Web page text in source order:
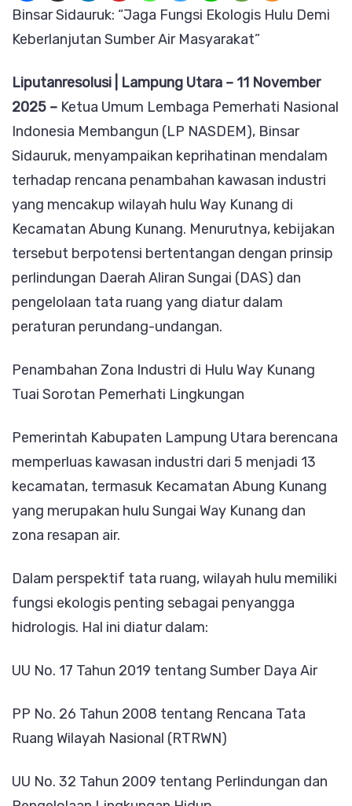
Hulu
Bukan
tapi
Binsar Sidauruk: “Jaga Fungsi Ekologis Hulu Demi
Keberlanjutan Sumber Air Masyarakat”
Liputanresolusi | Lampung Utara – 11 November
2025 – Ketua Umum Lembaga Pemerhati Nasional
Indonesia Membangun (LP NASDEM), Binsar
Sidauruk, menyampaikan keprihatinan mendalam
terhadap rencana penambahan kawasan industri
yang mencakup wilayah hulu Way Kunang di
Kecamatan Abung Kunang. Menurutnya, kebijakan
tersebut berpotensi bertentangan dengan prinsip
perlindungan Daerah Aliran Sungai (DAS) dan
pengelolaan tata ruang yang diatur dalam
peraturan perundang-undangan.
Penambahan Zona Industri di Hulu Way Kunang
Tuai Sorotan Pemerhati Lingkungan
Pemerintah Kabupaten Lampung Utara berencana
memperluas kawasan industri dari 5 menjadi 13
kecamatan, termasuk Kecamatan Abung Kunang
yang merupakan hulu Sungai Way Kunang dan
zona resapan air.
Dalam perspektif tata ruang, wilayah hulu memiliki
fungsi ekologis penting sebagai penyangga
hidrologis. Hal ini diatur dalam:
UU No. 17 Tahun 2019 tentang Sumber Daya Air
PP No. 26 Tahun 2008 tentang Rencana Tata
Ruang Wilayah Nasional (RTRWN)
UU No. 32 Tahun 2009 tentang Perlindungan dan